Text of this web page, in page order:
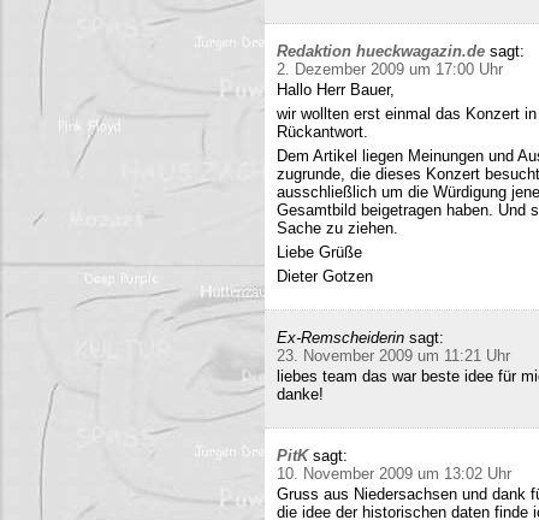
Redaktion hueckwagazin.de sagt:
2. Dezember 2009 um 17:00 Uhr
Hallo Herr Bauer,
wir wollten erst einmal das Konzert
Rückantwort.
Dem Artikel liegen Meinungen und
zugrunde, die dieses Konzert
ausschließlich um die Würdigung
Gesamtbild beigetragen haben. Und
Sache zu ziehen.
Liebe Grüße
Dieter Gotzen
Ex-Remscheiderin sagt:
23. November 2009 um 11:21 Uhr
liebes team das war beste idee für
danke!
PitK sagt:
10. November 2009 um 13:02 Uhr
Gruss aus Niedersachsen und dank
die idee der historischen daten finde